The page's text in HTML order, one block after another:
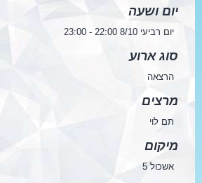
יום ושעה
יום רביעי 8/10 22:00 - 23:00
סוג ארוע
הרצאה
מרצים
תם לוי
מיקום
אשכול 5